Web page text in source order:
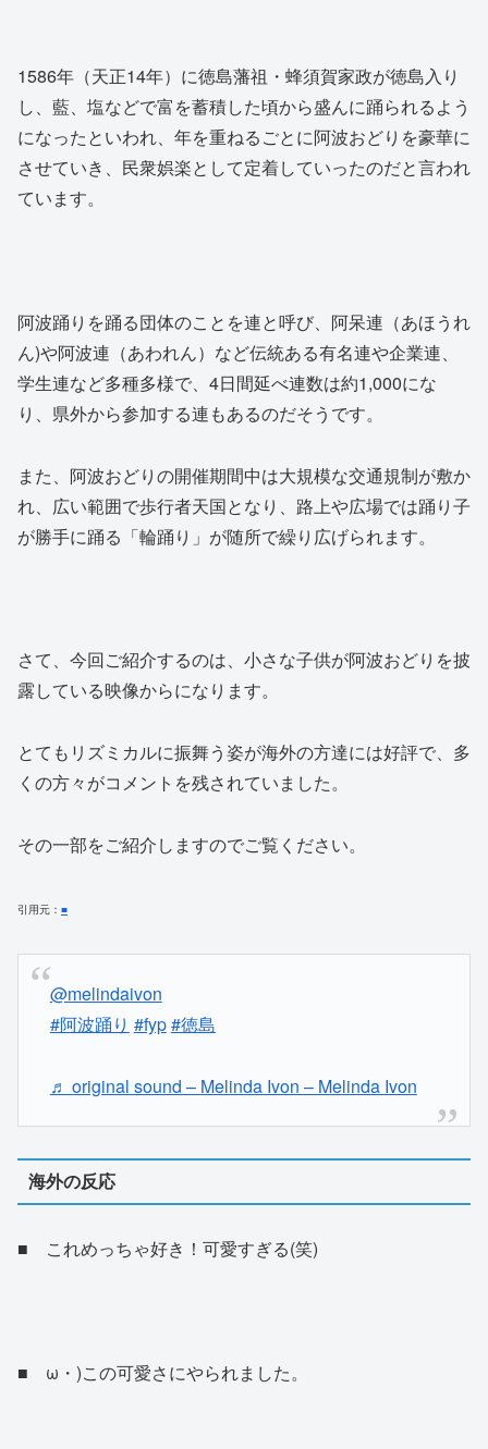
1586年（天正14年）に徳島藩祖・蜂須賀家政が徳島入り
し、藍、塩などで富を蓄積した頃から盛んに踊られるよう
になったといわれ、年を重ねるごとに阿波おどりを豪華に
させていき、民衆娯楽として定着していったのだと言われ
ています。
阿波踊りを踊る団体のことを連と呼び、阿呆連（あほうれ
ん)や阿波連（あわれん）など伝統ある有名連や企業連、
学生連など多種多様で、4日間延べ連数は約1,000にな
り、県外から参加する連もあるのだそうです。
また、阿波おどりの開催期間中は大規模な交通規制が敷か
れ、広い範囲で歩行者天国となり、路上や広場では踊り子
が勝手に踊る「輪踊り」が随所で繰り広げられます。
さて、今回ご紹介するのは、小さな子供が阿波おどりを披
露している映像からになります。
とてもリズミカルに振舞う姿が海外の方達には好評で、多
くの方々がコメントを残されていました。
その一部をご紹介しますのでご覧ください。
引用元： ■
@melindaivon
#阿波踊り #fyp#徳島
♬ original sound – Melinda Ivon – Melinda Ivon
海外の反応
■ これめっちゃ好き！可愛すぎる(笑)
■ ω・)この可愛さにやられました。